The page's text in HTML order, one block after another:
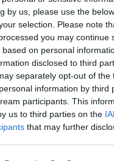
by us, please use the
selection. Please note
you may continue
on personal
disclosed to third
separately opt-out of the
information by third
participants. This
us to third parties on the
that may further
cimkével ellátva.
SUGÁRZÁSMÉRŐ
ZÓNA
baleset 1986-os
a sugárszennyezett
indult meg, ám akkor
el az emberek elszállítását.
úgynevezett